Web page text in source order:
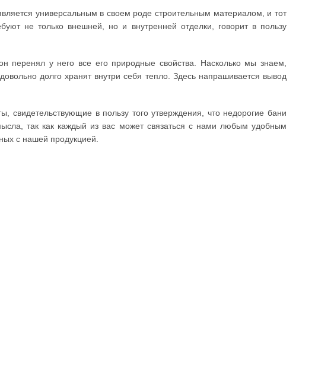
универсальным в своем роде строительным материалом, и тот
не только внешней, но и внутренней отделки, говорит в пользу
перенял у него все его природные свойства. Насколько мы знаем,
долго хранят внутри себя тепло. Здесь напрашивается вывод
в пользу того утверждения, что недорогие бани
так как каждый из вас может связаться с нами любым удобным
с нашей продукцией.